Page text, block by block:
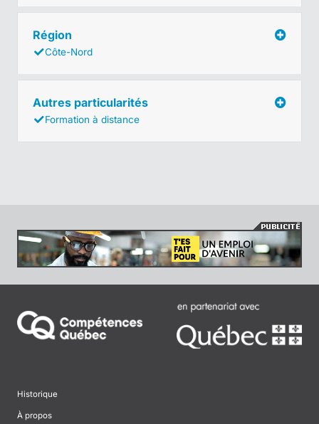
Région
Côte-Nord
Autres particularités
Formation à distance
Historique
À propos